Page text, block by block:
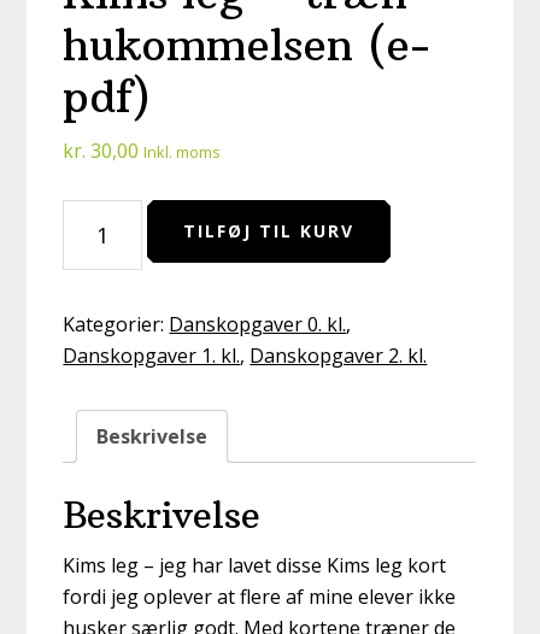
hukommelsen (e-
pdf)
kr. 30,00 Inkl. moms
-
hukommelsen
(e-
antal
TILFØJ TIL KURV
Kategorier: Danskopgaver 0. kl.,
Danskopgaver 1. kl., Danskopgaver 2. kl.
Beskrivelse
Beskrivelse
Kims leg – jeg har lavet disse Kims leg kort
fordi jeg oplever at flere af mine elever ikke
husker særlig godt. Med kortene træner de